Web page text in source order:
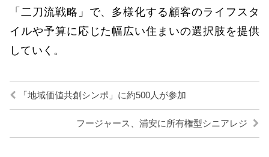
「二刀流戦略」で、多様化する顧客のライフスタ
イルや予算に応じた幅広い住まいの選択肢を提供
していく。
「地域価値共創シンポ」に約500人が参加
フージャース、浦安に所有権型シニアレジ